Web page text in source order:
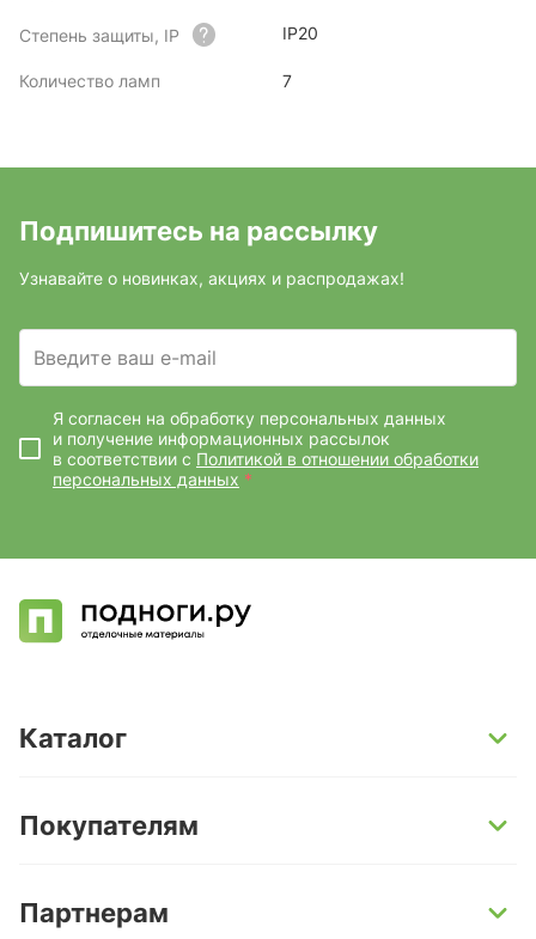
Степень защиты, IP IP20
Количество ламп 7
Подпишитесь на рассылку
Узнавайте о новинках, акциях и распродажах!
Введите ваш e-mail
Я согласен на обработку персональных данных
и получение информационных рассылок
в соответствии с Политикой в отношении обработки
персональных данных *
Каталог
Кварц-винил и LVT-плитка
Ламинат
Покупателям
Условия доставки
Партнерам